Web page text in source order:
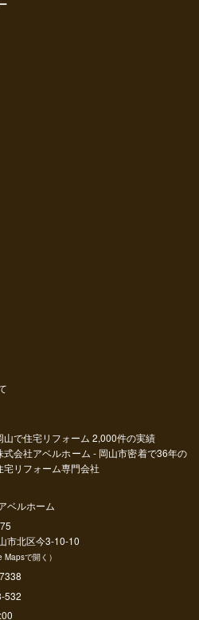
山で住宅リフォーム 2,000件の実績
式会社アベルホーム - 岡山市密着で36年の
宅リフォーム専門会社
ベルホーム
市北区今3-10-10
Mapsで開く ）
532